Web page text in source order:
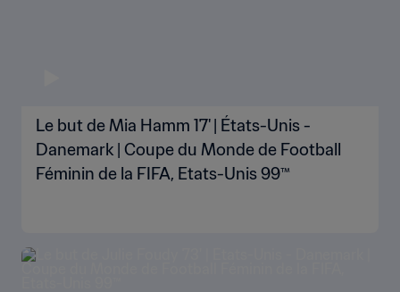
Le but de Mia Hamm 17' | États-Unis -
Danemark | Coupe du Monde de Football
Féminin de la FIFA, Etats-Unis 99™